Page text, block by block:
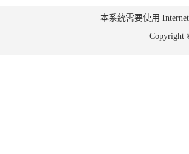
本系統需要使用
Copyright